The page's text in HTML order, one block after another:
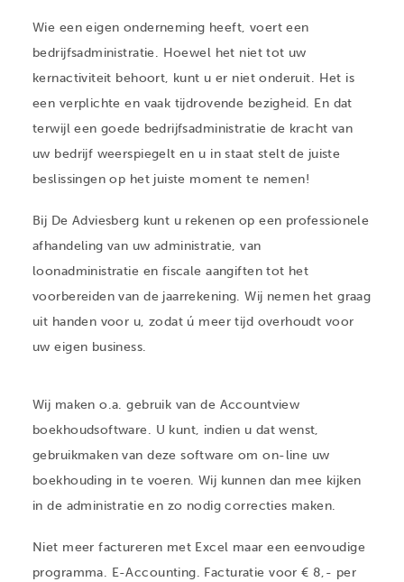
Wie een eigen onderneming heeft, voert een
bedrijfsadministratie. Hoewel het niet tot uw
kernactiviteit behoort, kunt u er niet onderuit. Het is
een verplichte en vaak tijdrovende bezigheid. En dat
terwijl een goede bedrijfsadministratie de kracht van
uw bedrijf weerspiegelt en u in staat stelt de juiste
beslissingen op het juiste moment te nemen!
Bij De Adviesberg kunt u rekenen op een professionele
afhandeling van uw administratie, van
loonadministratie en fiscale aangiften tot het
voorbereiden van de jaarrekening. Wij nemen het graag
uit handen voor u, zodat ú meer tijd overhoudt voor
uw eigen business.
Wij maken o.a. gebruik van de Accountview
boekhoudsoftware. U kunt, indien u dat wenst,
gebruikmaken van deze software om on-line uw
boekhouding in te voeren. Wij kunnen dan mee kijken
in de administratie en zo nodig correcties maken.
Niet meer factureren met Excel maar een eenvoudige
programma. E-Accounting. Facturatie voor € 8,- per